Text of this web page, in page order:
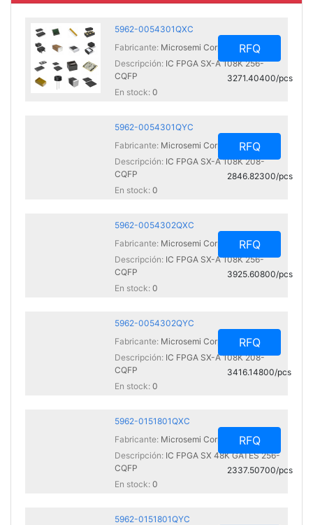
5962-0054301QXC
Fabricante: Microsemi Corporation
Descripción: IC FPGA SX-A 108K 256-
CQFP
En stock: 0
RFQ
3271.40400/pcs
5962-0054301QYC
Fabricante: Microsemi Corporation
Descripción: IC FPGA SX-A 108K 208-
CQFP
En stock: 0
RFQ
2846.82300/pcs
5962-0054302QXC
Fabricante: Microsemi Corporation
Descripción: IC FPGA SX-A 108K 256-
CQFP
En stock: 0
RFQ
3925.60800/pcs
5962-0054302QYC
Fabricante: Microsemi Corporation
Descripción: IC FPGA SX-A 108K 208-
CQFP
En stock: 0
RFQ
3416.14800/pcs
5962-0151801QXC
Fabricante: Microsemi Corporation
Descripción: IC FPGA SX 48K GATES 256-
CQFP
En stock: 0
RFQ
2337.50700/pcs
5962-0151801QYC